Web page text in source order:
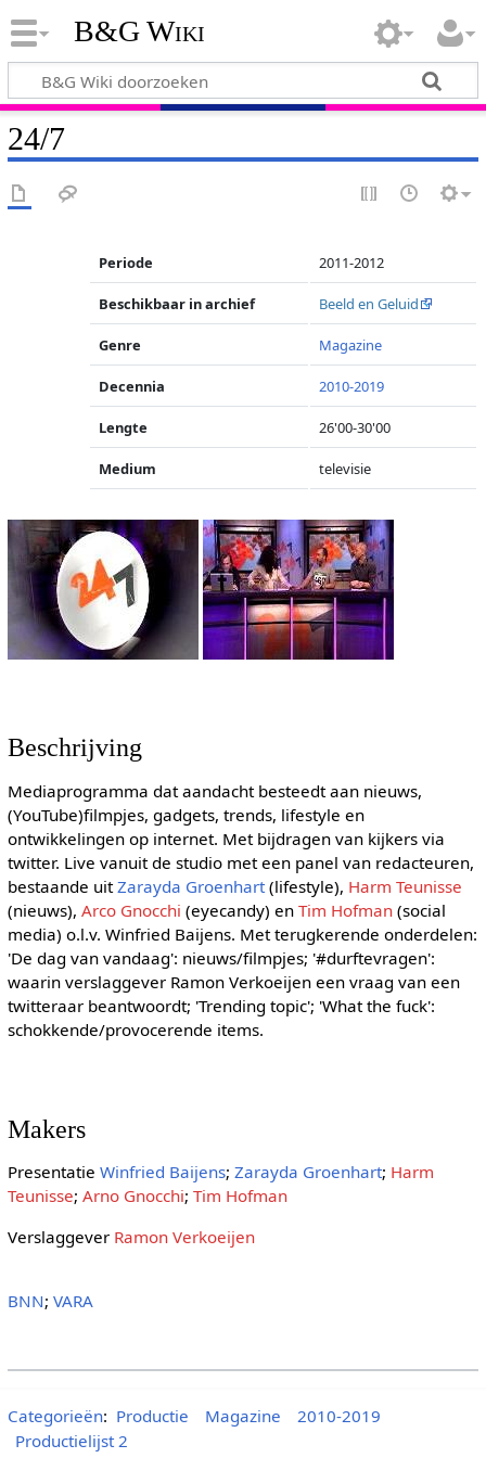
B&G Wiki
24/7
Periode 2011-2012
Beschikbaar in archief Beeld en Geluid
Genre Magazine
Decennia 2010-2019
Lengte 26'00-30'00
Medium televisie
Beschrijving
Mediaprogramma dat aandacht besteedt aan nieuws,
(YouTube)filmpjes, gadgets, trends, lifestyle en
ontwikkelingen op internet. Met bijdragen van kijkers via
twitter. Live vanuit de studio met een panel van redacteuren,
bestaande uitZarayda Groenhart(lifestyle), Harm Teunisse
(nieuws), Arco Gnocchi (eyecandy) en Tim Hofman(social
media) o.l.v. Winfried Baijens. Met terugkerende onderdelen:
'De dag van vandaag': nieuws/filmpjes; '#durftevragen':
waarin verslaggever Ramon Verkoeijen een vraag van een
twitteraar beantwoordt; 'Trending topic'; 'What the fuck':
schokkende/provocerende items.
Makers
Presentatie Winfried Baijens; Zarayda Groenhart; Harm
Teunisse; Arno Gnocchi; Tim Hofman
Verslaggever Ramon Verkoeijen
BNN; VARA
Categorieën: Productie Magazine
2010-2019
Productielijst 2